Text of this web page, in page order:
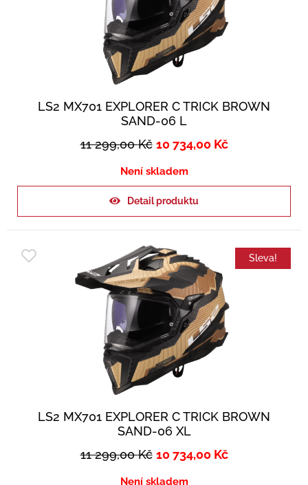
LS2 MX701 EXPLORER C TRICK BROWN
SAND-06 L
11 299,00Kč 10 734,00 Kč
Není skladem
Detail produktu
Sleva!
LS2 MX701 EXPLORER C TRICK BROWN
SAND-06 XL
11 299,00Kč 10 734,00 Kč
Není skladem